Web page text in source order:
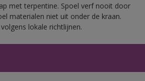
met terpentine. Spoel verf nooit door
materialen niet uit onder de kraan.
lokale richtlijnen.